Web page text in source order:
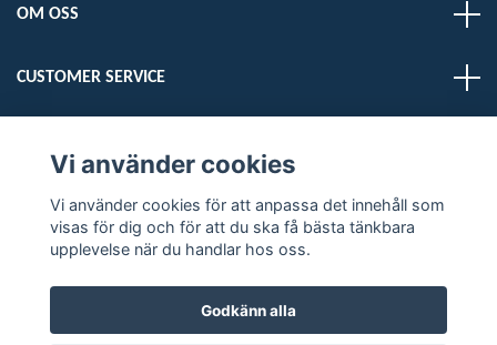
OM OSS
CUSTOMER SERVICE
Sociala medier
Vi använder cookies
Vi använder cookies för att anpassa det innehåll som
visas för dig och för att du ska få bästa tänkbara
upplevelse när du handlar hos oss.
Godkänn alla